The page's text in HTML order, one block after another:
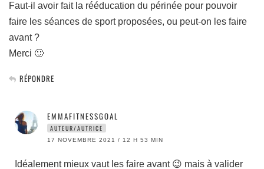
Faut-il avoir fait la rééducation du périnée pour pouvoir
faire les séances de sport proposées, ou peut-on les faire
avant ?
Merci 🙂
RÉPONDRE
EMMAFITNESSGOAL
AUTEUR/AUTRICE
17 NOVEMBRE 2021 / 12 H 53 MIN
Idéalement mieux vaut les faire avant 😉 mais à valider